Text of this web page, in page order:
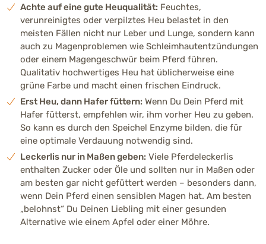
Achte auf eine gute Heuqualität: Feuchtes,
verunreinigtes oder verpilztes Heu belastet in den
meisten Fällen nicht nur Leber und Lunge, sondern kann
auch zu Magenproblemen wie Schleimhautentzündungen
oder einem Magengeschwür beim Pferd führen.
Qualitativ hochwertiges Heu hat üblicherweise eine
grüne Farbe und macht einen frischen Eindruck.
Erst Heu, dann Hafer füttern: Wenn Du Dein Pferd mit
Hafer fütterst, empfehlen wir, ihm vorher Heu zu geben.
So kann es durch den Speichel Enzyme bilden, die für
eine optimale Verdauung notwendig sind.
Leckerlis nur in Maßen geben: Viele Pferdeleckerlis
enthalten Zucker oder Öle und sollten nur in Maßen oder
am besten gar nicht gefüttert werden – besonders dann,
wenn Dein Pferd einen sensiblen Magen hat. Am besten
„belohnst“ Du Deinen Liebling mit einer gesunden
Alternative wie einem Apfel oder einer Möhre.